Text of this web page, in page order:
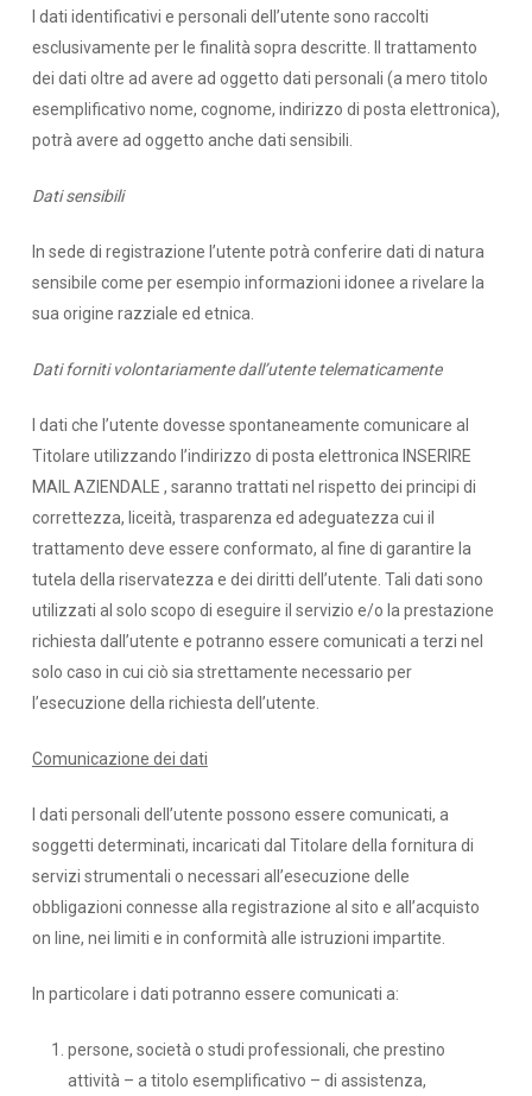
I dati identificativi e personali dell’utente sono raccolti
esclusivamente per le finalità sopra descritte. Il trattamento
dei dati oltre ad avere ad oggetto dati personali (a mero titolo
esemplificativo nome, cognome, indirizzo di posta elettronica),
potrà avere ad oggetto anche dati sensibili.
Dati sensibili
In sede di registrazione l’utente potrà conferire dati di natura
sensibile come per esempio informazioni idonee a rivelare la
sua origine razziale ed etnica.
Dati forniti volontariamente dall’utente telematicamente
I dati che l’utente dovesse spontaneamente comunicare al
Titolare utilizzando l’indirizzo di posta elettronica INSERIRE
MAIL AZIENDALE , saranno trattati nel rispetto dei principi di
correttezza, liceità, trasparenza ed adeguatezza cui il
trattamento deve essere conformato, al fine di garantire la
tutela della riservatezza e dei diritti dell’utente. Tali dati sono
utilizzati al solo scopo di eseguire il servizio e/o la prestazione
richiesta dall’utente e potranno essere comunicati a terzi nel
solo caso in cui ciò sia strettamente necessario per
l’esecuzione della richiesta dell’utente.
Comunicazione dei dati
I dati personali dell’utente possono essere comunicati, a
soggetti determinati, incaricati dal Titolare della fornitura di
servizi strumentali o necessari all’esecuzione delle
obbligazioni connesse alla registrazione al sito e all’acquisto
on line, nei limiti e in conformità alle istruzioni impartite.
In particolare i dati potranno essere comunicati a:
persone, società o studi professionali, che prestino
attività – a titolo esemplificativo – di assistenza,